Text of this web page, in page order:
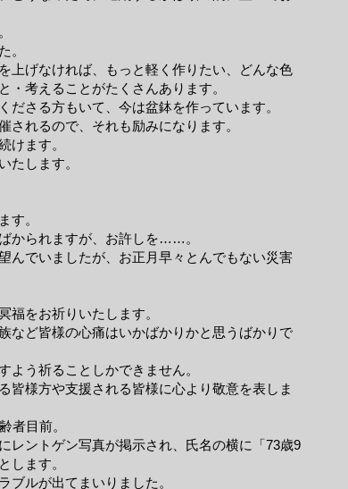
。
上げなければ、もっと軽く作りたい、どんな色
・考えることがたくさんあります。
ださる方もいて、今は盆鉢を作っています。
されるので、それも励みになります。
けます。
たします。
す。
かられますが、お許しを……。
んでいましたが、お正月早々とんでもない災害
福をお祈りいたします。
など皆様の心痛はいかばかりかと思うばかりで
よう祈ることしかできません。
皆様方や支援される皆様に心より敬意を表しま
者目前。
レントゲン写真が掲示され、氏名の横に「73歳9
します。
ブルが出てまいりました。